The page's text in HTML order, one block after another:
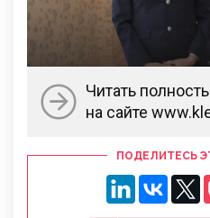
Читать
на сайте
ПОДЕЛИТЕСЬ